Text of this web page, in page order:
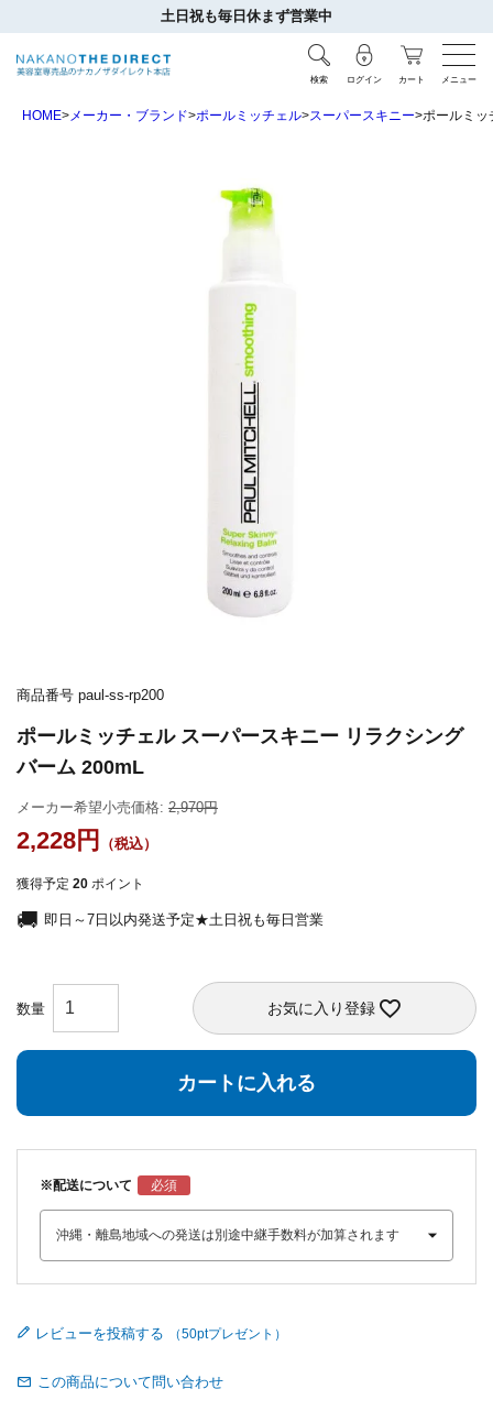
土日祝も毎日休まず営業中
検索 ログイン カート メニュー
HOME メーカー・ブランド ポールミッチェル スーパースキニー ポールミッ
商品番号 paul-ss-rp200
ポールミッチェル スーパースキニー リラクシング
バーム 200mL
メーカー希望小売価格: 2,970
2,228
獲得予定 20 ポイント
即日～7日以内発送予定★土日祝も毎日営業
お気に入り登録
カートに入れる
※配送について
レビューを投稿する
この商品について問い合わせ